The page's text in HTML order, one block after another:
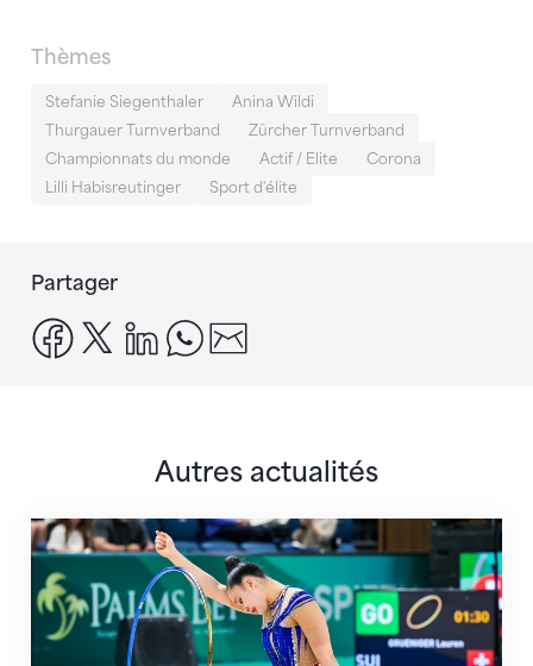
Thèmes
Stefanie Siegenthaler
Anina Wildi
Thurgauer Turnverband
Zürcher Turnverband
Championnats du monde
Actif / Elite
Corona
Lilli Habisreutinger
Sport d'élite
Partager
facebook
x linkedinwhatsapp
Autres actualités
Prochaine étape : les Championnats du monde